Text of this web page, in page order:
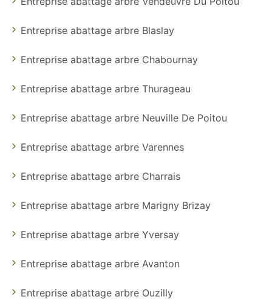
Entreprise abattage arbre Blaslay
Entreprise abattage arbre Chabournay
Entreprise abattage arbre Thurageau
Entreprise abattage arbre Neuville De Poitou
Entreprise abattage arbre Varennes
Entreprise abattage arbre Charrais
Entreprise abattage arbre Marigny Brizay
Entreprise abattage arbre Yversay
Entreprise abattage arbre Avanton
Entreprise abattage arbre Ouzilly